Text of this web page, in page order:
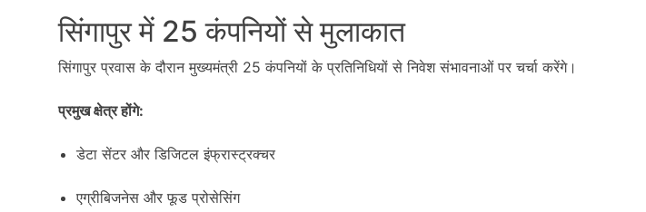
सिंगापुर में 25 कंपनियों से मुलाकात
सिंगापुर प्रवास के दौरान मुख्यमंत्री 25 कंपनियों के प्रतिनिधियों से निवेश संभावनाओं पर चर्चा करेंगे।
प्रमुख क्षेत्र होंगे:
डेटा सेंटर और डिजिटल इंफ्रास्ट्रक्चर
एग्रीबिजनेस और फूड प्रोसेसिंग